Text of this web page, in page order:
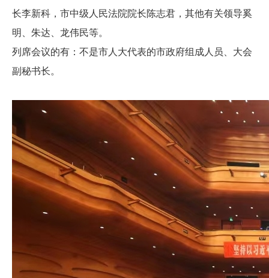
长李新科，市中级人民法院院长陈志君，其他有关领导奚
明、朱达、龙伟民等。
列席会议的有：不是市人大代表的市政府组成人员、大会
副秘书长。